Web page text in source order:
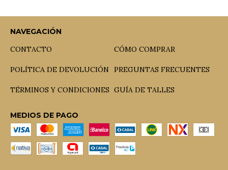
NAVEGACIÓN
CONTACTO
CÓMO COMPRAR
POLÍTICA DE DEVOLUCIÓN PREGUNTAS FRECUENTES
TÉRMINOS Y CONDICIONES GUÍA DE TALLES
MEDIOS DE PAGO